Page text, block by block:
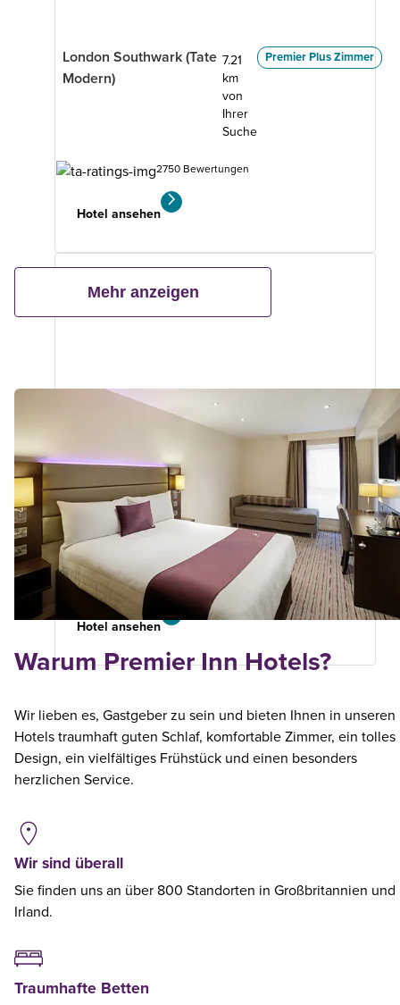
London Southwark (Tate
Modern)
7.21
km
von
Ihrer
Suche
Premier Plus Zimmer
2750 Bewertungen
Hotel ansehen
London Blackfriars (Fleet
Street)
von
Ihrer
Suche
Premier Plus Zimmer
6930 Bewertungen
Hotel ansehen
Mehr anzeigen
Warum Premier Inn Hotels?
Wir lieben es, Gastgeber zu sein und bieten Ihnen in unseren
Hotels traumhaft guten Schlaf, komfortable Zimmer, ein tolles
Design, ein vielfältiges Frühstück und einen besonders
herzlichen Service.
Wir sind überall
Sie finden uns an über 800 Standorten in Großbritannien und
Irland.
Traumhafte Betten